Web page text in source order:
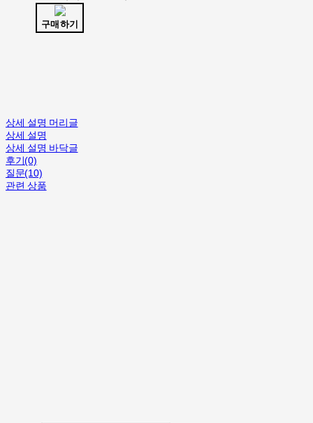
구매하기
상세 설명 머리글
상세 설명
상세 설명 바닥글
후기(0)
질문(10)
관련 상품